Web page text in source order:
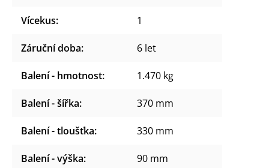
Vícekus: 1
Záruční doba: 6 let
Balení - hmotnost: 1.470 kg
Balení - šířka: 370 mm
Balení - tloušťka: 330 mm
Balení - výška: 90 mm